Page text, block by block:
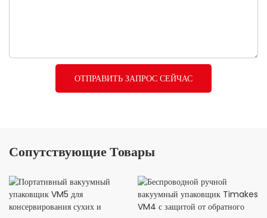
ОТПРАВИТЬ ЗАПРОС СЕЙЧАС
Сопутствующие Товары